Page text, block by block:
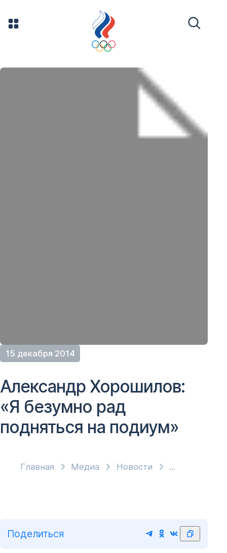
15 декабря 2014
Главная Медиа Новости
Александр Хорошилов:
«Я безумно рад
подняться на подиум»
Поделиться